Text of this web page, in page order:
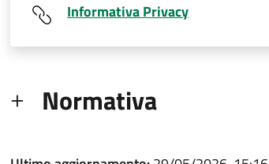
Informativa Privacy
Normativa